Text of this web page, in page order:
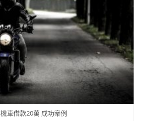
機車借款20萬 成功案例